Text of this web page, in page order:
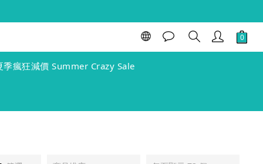
季瘋狂減價 Summer Crazy Sale